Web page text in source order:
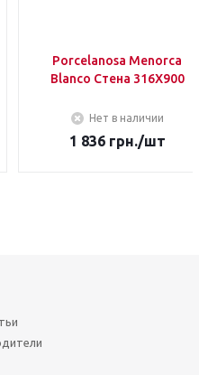
Porcelanosa Menorca
Blanco Стена 316Х900
Нет в наличии
1 836грн./шт